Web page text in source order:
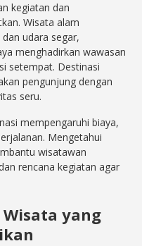
kegiatan dan
Wisata alam
udara segar,
menghadirkan wawasan
setempat. Destinasi
pengunjung dengan
seru.
mempengaruhi biaya,
Mengetahui
wisatawan
rencana kegiatan agar
Wisata yang